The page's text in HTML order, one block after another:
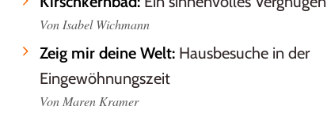
Von Isabel Wichmann
Zeig mir deine Welt: Hausbesuche in der
Eingewöhnungszeit
Von Maren Kramer